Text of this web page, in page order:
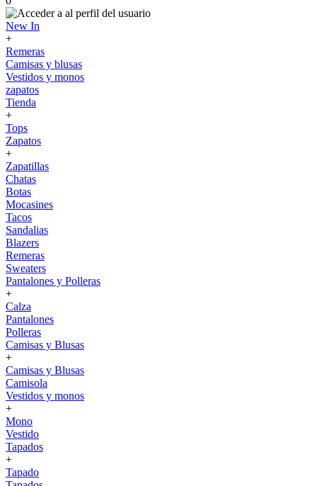
New In
+
Remeras
Camisas y blusas
Vestidos y monos
zapatos
Tienda
+
Tops
Zapatos
+
Zapatillas
Chatas
Botas
Mocasines
Tacos
Sandalias
Blazers
Remeras
Sweaters
Pantalones y Polleras
+
Calza
Pantalones
Polleras
Camisas y Blusas
+
Camisas y Blusas
Camisola
Vestidos y monos
+
Mono
Vestido
Tapados
+
Tapado